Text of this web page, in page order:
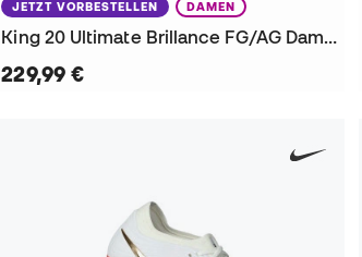
JETZT VORBESTELLEN DAMEN
King 20 Ultimate Brillance FG/AG Damen Fußballschuhe
229,99 €